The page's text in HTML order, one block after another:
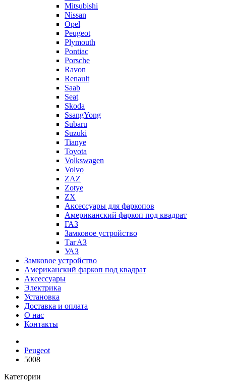
Mitsubishi
Nissan
Opel
Peugeot
Plymouth
Pontiac
Porsche
Ravon
Renault
Saab
Seat
Skoda
SsangYong
Subaru
Suzuki
Tianye
Toyota
Volkswagen
Volvo
ZAZ
Zotye
ZX
Аксессуары для фаркопов
Американский фаркоп под квадрат
ГАЗ
Замковое устройство
ТагАЗ
УАЗ
Замковое устройство
Американский фаркоп под квадрат
Аксессуары
Электрика
Установка
Доставка и оплата
О нас
Контакты
Peugeot
5008
Категории